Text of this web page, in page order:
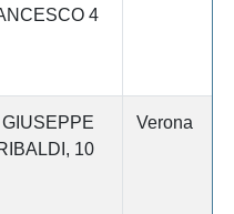
4
10
Verona